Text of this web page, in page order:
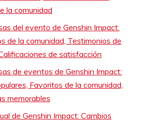
la comunidad
del evento de Genshin Impact:
de la comunidad, Testimonios de
de satisfacción
de eventos de Genshin Impact:
Favoritos de la comunidad,
memorables
de Genshin Impact: Cambios